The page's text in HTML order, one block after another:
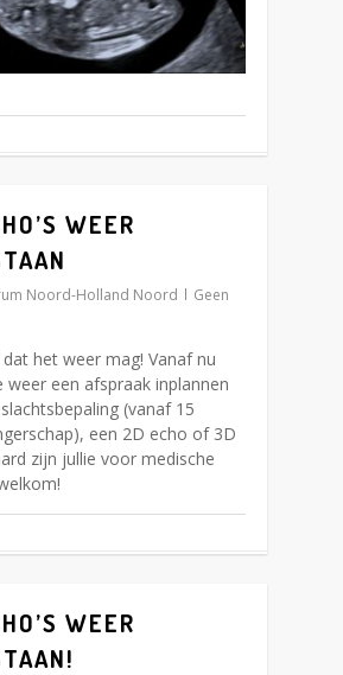
WEER
Noord-Holland Noord
Geen
het weer mag! Vanaf nu
weer een afspraak inplannen
(vanaf 15
een 2D echo of 3D
zijn jullie voor medische
0
WEER
3